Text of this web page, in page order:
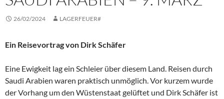
26/02/2024 LAGERFEUER#
Ein Reisevortrag von Dirk Schäfer
Eine Ewigkeit lag ein Schleier über diesem Land. Reisen durch
Saudi Arabien waren praktisch unmöglich. Vor kurzem wurde
der Vorhang um den Wüstenstaat gelüftet und Dirk Schäfer ist